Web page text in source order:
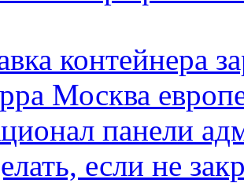
контейнера
Москва
панели
если не